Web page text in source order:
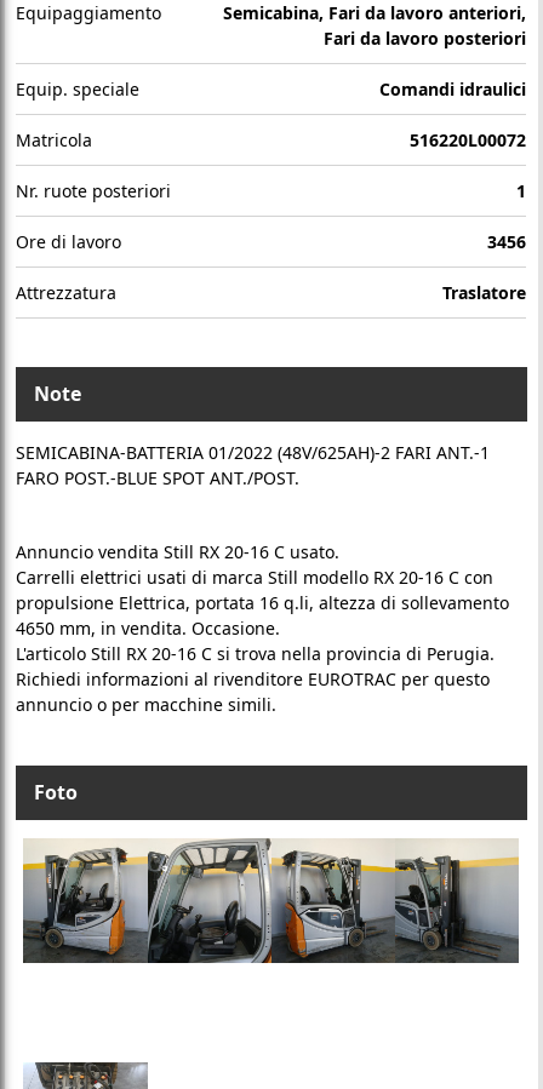
Equipaggiamento
Semicabina, Fari da lavoro anteriori,
Fari da lavoro posteriori
Equip. speciale Comandi idraulici
Matricola 516220L00072
Nr. ruote posteriori 1
Ore di lavoro 3456
Attrezzatura Traslatore
Note
SEMICABINA-BATTERIA 01/2022 (48V/625AH)-2 FARI ANT.-1
FARO POST.-BLUE SPOT ANT./POST.
Annuncio vendita Still RX 20-16 C usato.
Carrelli elettrici usati di marca Still modello RX 20-16 C con
propulsione Elettrica, portata 16 q.li, altezza di sollevamento
4650 mm, in vendita. Occasione.
L'articolo Still RX 20-16 C si trova nella provincia di Perugia.
Richiedi informazioni al rivenditore EUROTRAC per questo
annuncio o per macchine simili.
Foto